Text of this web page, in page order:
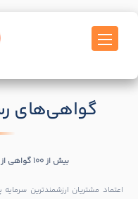
گواهی‌های
بیش از ۱۰۰ گواهی از دانشگاه‌ها، بانک‌ها و سازمان‌ها
اعتماد مشتریان ارزشمندترین